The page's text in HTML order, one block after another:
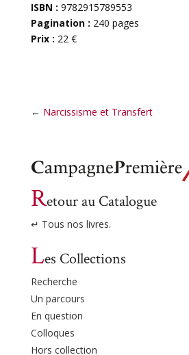
ISBN : 9782915789553
Pagination : 240 pages
Prix : 22 €
← Narcissisme et Transfert
Retour au Catalogue
↵ Tous nos livres.
Les Collections
Recherche
Un parcours
En question
Colloques
Hors collection